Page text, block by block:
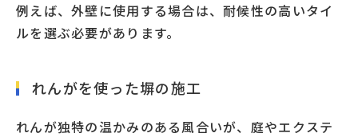
例えば、外壁に使用する場合は、耐候性の高いタイ
ルを選ぶ必要があります。
れんがを使った塀の施工
れんが独特の温かみのある風合いが、庭やエクステ